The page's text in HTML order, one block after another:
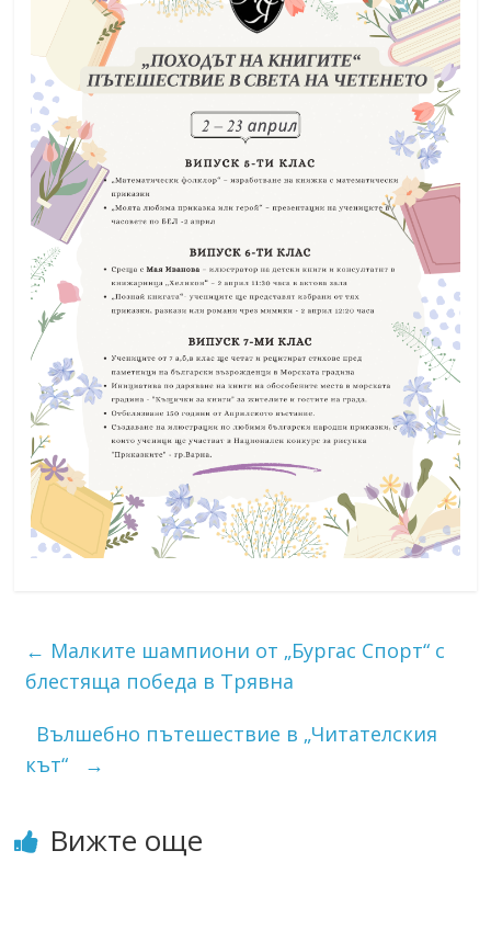
← Малките шампиони от „Бургас Спорт“ с
блестяща победа в Трявна
Вълшебно пътешествие в „Читателския
кът“
→
Вижте още